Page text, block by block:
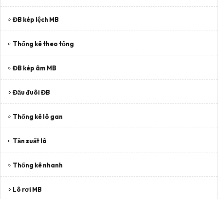
ĐB kép lệch MB
Thống kê theo tổng
ĐB kép âm MB
Đầu đuôi ĐB
Thống kê lô gan
Tần suất lô
Thống kê nhanh
Lô rơi MB